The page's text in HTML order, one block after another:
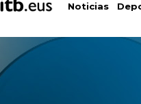
Noticias